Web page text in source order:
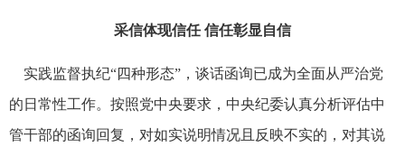
采信体现信任 信任彰显自信
实践监督执纪“四种形态”，谈话函询已成为全面从严治党
的日常性工作。按照党中央要求，中央纪委认真分析评估中
管干部的函询回复，对如实说明情况且反映不实的，对其说